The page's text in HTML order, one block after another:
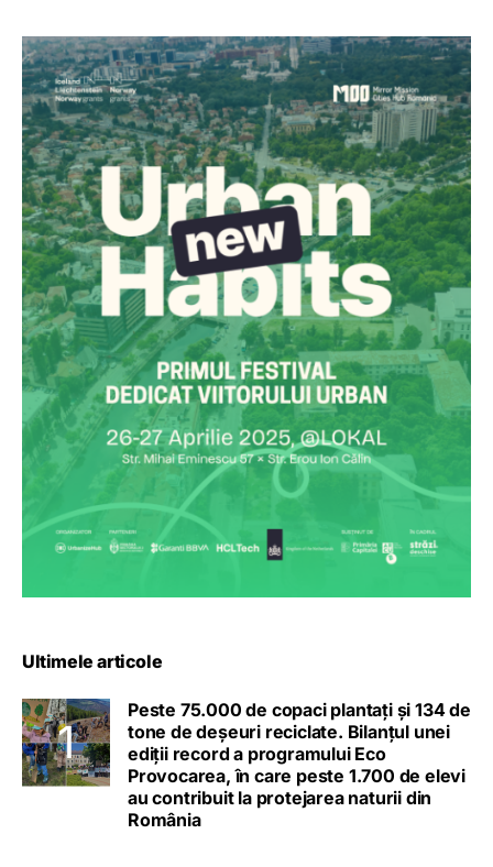
Ultimele articole
Peste 75.000 de copaci plantați și 134 de
tone de deșeuri reciclate. Bilanțul unei
ediții record a programului Eco
Provocarea, în care peste 1.700 de elevi
au contribuit la protejarea naturii din
România